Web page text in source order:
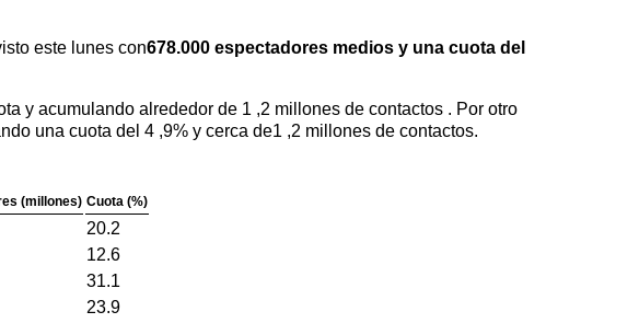
este lunes con678.000 espectadores medios y una cuota del
y acumulando alrededor de 1 ,2 millones de contactos . Por otro
una cuota del 4 ,9% y cerca de1 ,2 millones de contactos.
(millones) Cuota (%)
20.2
12.6
31.1
23.9